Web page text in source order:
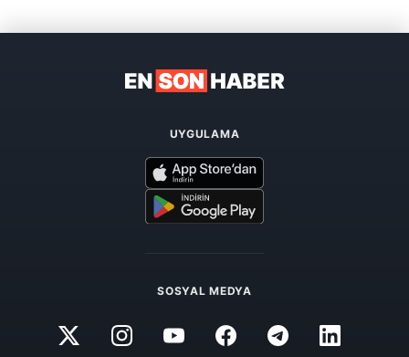
UYGULAMA
SOSYAL MEDYA